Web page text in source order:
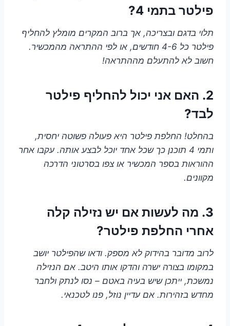
פילטר בתמי 4?
תלוי בדגם ובצריכה, אך ברוב המקרים מומלץ להחליף
פילטר כל 4-6 חודשים, או לפי ההתראה מהמכשיר.
חשוב לא להתעלם מההתראה!
2. האם אני יכול להחליף פילטר
לבד?
בהחלט! החלפת פילטר היא פעולה פשוטה יחסית,
ותמי 4 תוכנן כך שכל אחד יוכל לבצע אותה. עקבו אחר
ההוראות בספר המכשיר או צפו בסרטוני הדרכה
מקוונים.
3. מה לעשות אם יש נזילה קלה
אחרי החלפת פילטר?
לרוב מדובר בהידוק לא מספק. ודאו שהפילטר יושב
במקומו בצורה ישרה והדקו אותו היטב. אם הנזילה
נמשכת, ייתכן שיש בעיה באטם – נסו לנתק ולחבר
מחדש בזהירות. אם עדיין נוזל, פנו לטכנאי.